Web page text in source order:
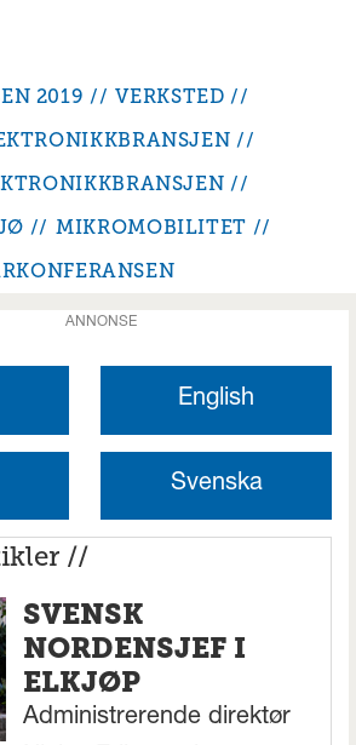
2019
VERKSTED
MIKROMOBILITET
ANNONSE
English
Svenska
//
SVENSK
NORDENSJEF I
ELKJØP
Administrerende direktør